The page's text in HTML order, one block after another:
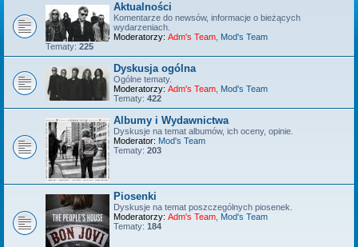
Aktualności
Komentarze do newsów, informacje o bieżących
wydarzeniach.
Moderatorzy: Adm's Team Mod's Team
Tematy: 225
Dyskusja ogólna
Ogólne tematy.
Moderatorzy: Adm's Team Mod's Team
Tematy: 422
Albumy i Wydawnictwa
Dyskusje na temat albumów, ich oceny, opinie.
Moderator: Mod's Team
Tematy: 203
Piosenki
Dyskusje na temat poszczególnych piosenek.
Moderatorzy: Adm's Team Mod's Team
Tematy: 184